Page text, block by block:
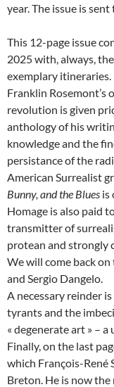
year. The issue is
This 12-page issue
2025 with, always,
exemplary itineraries.
Franklin Rosemont’s
revolution is given
anthology of his
knowledge and the
persistance of the
American Surrealist
Bunny, and the Blues is
Homage is also paid
transmitter of
protean and strongly
We will come back
and Sergio Dangelo.
A necessary reinder
tyrants and the
« degenerate art » –
Finally, on the last
which François-René
Breton. He is now